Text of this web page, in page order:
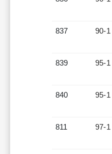
837 90-1
839 95-1
840 95-1
811 97-1